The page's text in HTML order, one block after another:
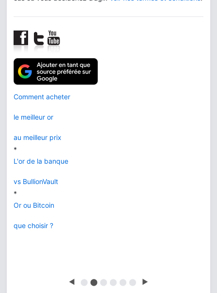
Comment acheter
le meilleur or
au meilleur prix
*
L'or de la banque
vs BullionVault
*
Or ou Bitcoin
que choisir ?
◀ ⬤ ⬤ ⬤ ⬤ ⬤ ⬤ ▶